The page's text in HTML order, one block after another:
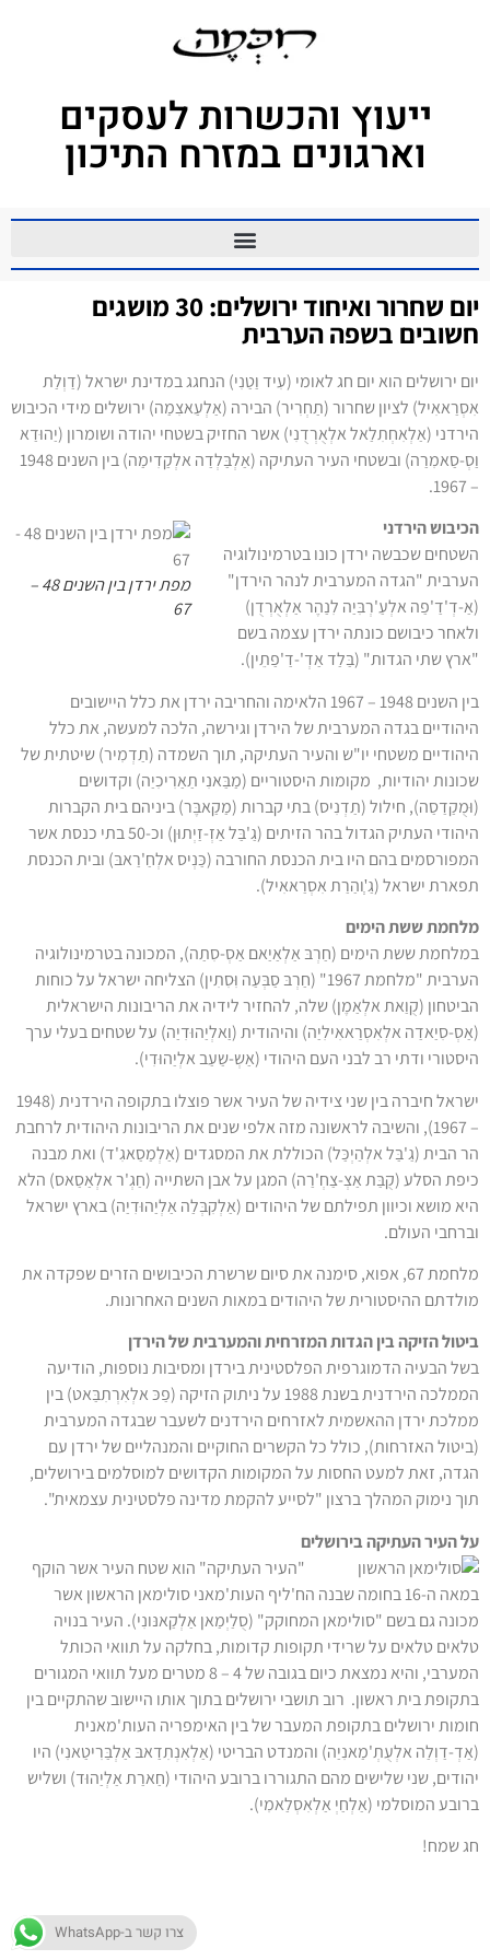
ייעוץ והכשרות לעסקים
וארגונים במזרח התיכון
יום שחרור ואיחוד ירושלים: 30 מושגים
חשובים בשפה הערבית
יום ירושלים הוא יום חג לאומי (עִיד וַטַנִי) הנחגג במדינת ישראל (דַוְלַת
אִסְרַאאִיל) לציון שחרור (תַחְרִיר) הבירה (אַלְעַאצִמַה) ירושלים מידי הכיבוש
הירדני (אַלְאִחְתִלַאל אלְאֻרְדֻנִי) אשר החזיק בשטחי יהודה ושומרון (יַהוּדַא
וַסְ-סַאמִרַה) ובשטחי העיר העתיקה (אַלְבַּלְדַה אלְקַדִימַה) בין השנים 1948
– 1967.
מפת ירדן בין השנים 48 –
67
הכיבוש הירדני
השטחים שכבשה ירדן כונו בטרמינולוגיה
הערבית "הגדה המערבית לנהר הירדן"
(אַ-דְ'דַ'פַה אלְעַ'רְבִּיַה לִנַהֶר אַלְאֻרְדֻן)
ולאחר כיבושם כונתה ירדן עצמה בשם
"ארץ שתי הגדות" (בַּלַד אַדְ'-דַ'פַתֵין).
בין השנים 1948 – 1967 הלאימה והחריבה ירדן את כלל היישובים
היהודיים בגדה המערבית של הירדן וגירשה, הלכה למעשה, את כלל
היהודיים משטחי יו"ש והעיר העתיקה, תוך השמדה (תַדְמִיר) שיטתית של
שכונות יהודיות, מקומות היסטוריים (מַבַּאנִי תַאַרִיכִיַה) וקדושים
(וּמֻקַדַסַה), חילול (תַדְנִיס) בתי קברות (מַקַאבֶּר) ביניהם בית הקברות
היהודי העתיק הגדול בהר הזיתים (גַ'בַּל אַזְ-זַיְתוּן) וכ-50 בתי כנסת אשר
המפורסמים בהם היו בית הכנסת החורבה (כַּנְיס אלְחַ'רַאבּ) ובית הכנסת
תפארת ישראל (גַ'ְוהַרַת אִסְרַאאִיל).
מלחמת ששת הימים
במלחמת ששת הימים (חַרְבּ אַלְאַיַאם אַסְ-סִתַה), המכונה בטרמינולוגיה
הערבית "מלחמת 1967" (חַרְבּ סַבְּעַה וִּסִתִין) הצליחה ישראל על כוחות
הביטחון (קֻוַאת אלְאַמֶן) שלה, להחזיר לידיה את הריבונות הישראלית
(אַסְ-סִיַאדַה אלְאִסְרַאאִילִיַה) והיהודית (וַאלְיַהוּדִיַה) על שטחים בעלי ערך
היסטורי ודתי רב לבני העם היהודי (אַשְ-שַעַב אלְיַהוּדִי).
ישראל חיברה בין שני צידיה של העיר אשר פוצלו בתקופה הירדנית (1948
– 1967), והשיבה לראשונה מזה אלפי שנים את הריבונות היהודית לרחבת
הר הבית (גַ'בַּל אלְהַיְכַּל) הכוללת את המסגדים (אַלְמַסַאגִ'ד) ואת מבנה
כיפת הסלע (קֻבַּת אַצְ-צַחְ'רַה) המגן על אבן השתייה (חַגְ'ר אלְאַסַאס) הלא
היא מושא וכיוון תפילתם של היהודים (אַלְקִבְּלַה אַלְיַהוּדִיַה) בארץ ישראל
וברחבי העולם.
מלחמת 67, אפוא, סימנה את סיום שרשרת הכיבושים הזרים שפקדה את
מולדתם ההיסטורית של היהודים במאות השנים האחרונות.
ביטול הזיקה בין הגדות המזרחית והמערבית של הירדן
בשל הבעיה הדמוגרפית הפלסטינית בירדן ומסיבות נוספות, הודיעה
הממלכה הירדנית בשנת 1988 על ניתוק הזיקה (פַכּ אלְאִרְתִבַּאט) בין
ממלכת ירדן ההאשמית לאזרחים הירדנים לשעבר שבגדה המערבית
(ביטול האזרחות), כולל כל הקשרים החוקיים והמנהליים של ירדן עם
הגדה, זאת למעט החסות על המקומות הקדושים למוסלמים בירושלים,
תוך נימוק המהלך ברצון "לסייע להקמת מדינה פלסטינית עצמאית".
על העיר העתיקה בירושלים
"העיר העתיקה" הוא שטח העיר אשר הוקף
במאה ה-16 בחומה שבנה הח'ליף העות'מאני סולימאן הראשון אשר
מכונה גם בשם "סולימאן המחוקק" (סֻלַיְמַאן אַלְקַאנּונִי). העיר בנויה
טלאים טלאים על שרידי תקופות קדומות, בחלקה על תוואי הכותל
המערבי, והיא נמצאת כיום בגובה של 4 – 8 מטרים מעל תוואי המגורים
בתקופת בית ראשון. רוב תושבי ירושלים בתוך אותו היישוב שהתקיים בין
חומות ירושלים בתקופת המעבר של בין האימפריה העות'מאנית
(אַדְ-דַוְלַה אלְעֻתְ'מַאנִיַה) והמנדט הבריטי (אַלְאִנְתִדַאבּ אַלְבַּרִיטַאנִי) היו
יהודים, שני שלישים מהם התגוררו ברובע היהודי (חַארַת אַלְיַהוּד) ושליש
ברובע המוסלמי (אַלְחַיְ אַלְאִסְלַאמִי).
חג שמח!
הרובע היהודי,הרובע
סולימאן הראשון
צרו קשר ב-WhatsApp